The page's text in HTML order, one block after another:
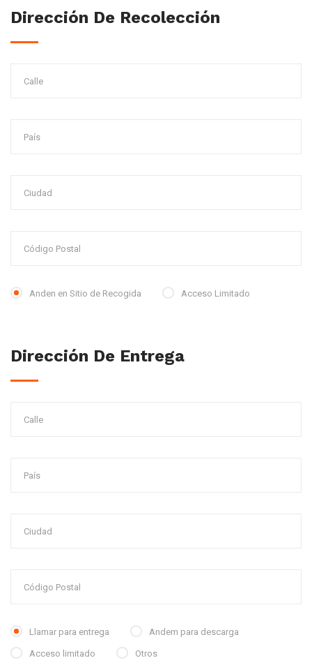
Dirección De Recolección
Anden en Sitio de Recogida Acceso Limitado
Dirección De Entrega
Llamar para entrega Andem para descarga
Acceso limitado Otros